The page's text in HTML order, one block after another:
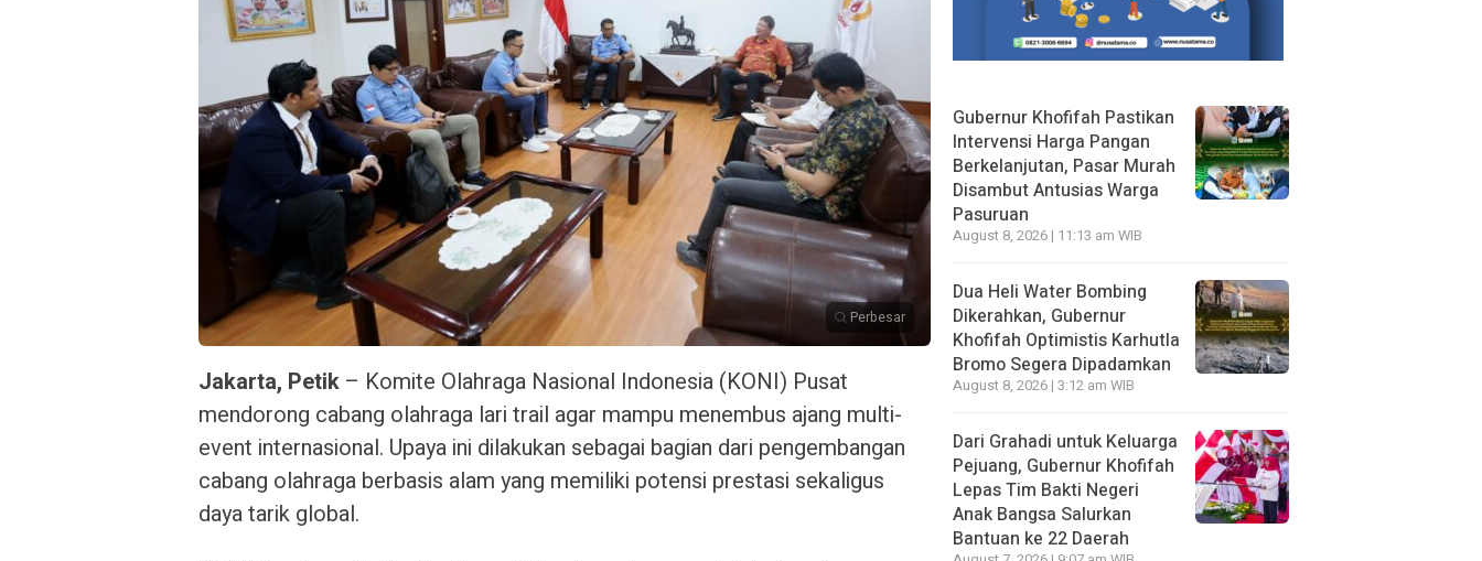
Perbesar
Jakarta, Petik – Komite Olahraga Nasional Indonesia (KONI) Pusat
mendorong cabang olahraga lari trail agar mampu menembus ajang multi-
event internasional. Upaya ini dilakukan sebagai bagian dari pengembangan
cabang olahraga berbasis alam yang memiliki potensi prestasi sekaligus
daya tarik global.
Gubernur Khofifah Pastikan
Intervensi Harga Pangan
Berkelanjutan, Pasar Murah
Disambut Antusias Warga
Pasuruan
August 8, 2026 | 11:13 am WIB
Dua Heli Water Bombing
Dikerahkan, Gubernur
Khofifah Optimistis Karhutla
Bromo Segera Dipadamkan
August 8, 2026 | 3:12 am WIB
Dari Grahadi untuk Keluarga
Pejuang, Gubernur Khofifah
Lepas Tim Bakti Negeri
Anak Bangsa Salurkan
Bantuan ke 22 Daerah